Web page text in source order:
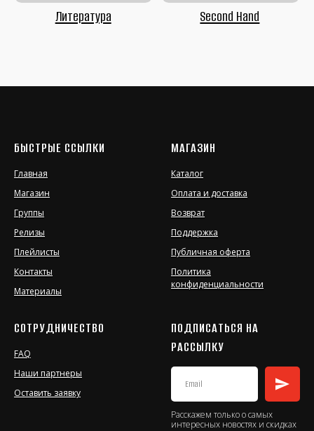
БЫСТРЫЕ ССЫЛКИ
Главная
Магазин
Группы
Релизы
Плейлисты
Контакты
Материалы
МАГАЗИН
Каталог
Оплата и доставка
Возврат
Поддержка
Публичная оферта
Политика
конфиденциальности
СОТРУДНИЧЕСТВО
FAQ
Наши партнеры
Оставить заявку
ПОДПИСАТЬСЯ НА
РАССЫЛКУ
Расскажем только о самых
интересных новостях и скидках